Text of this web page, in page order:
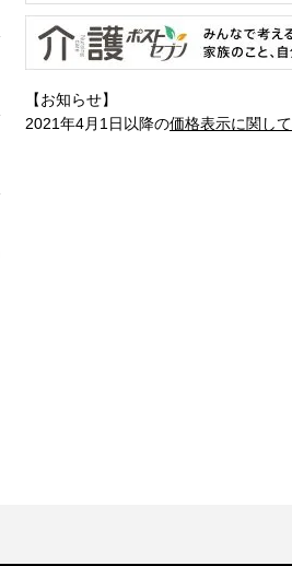
【お知らせ】
2021年4月1日以降の価格表示に関して